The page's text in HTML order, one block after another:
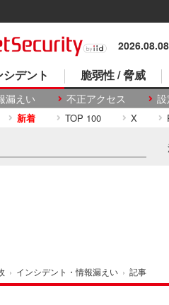
2026.08.08
シデント
漏えい 不正アクセス 設
脆弱性 / 脅威
新着 TOP 100 X
› インシデント・情報漏えい › 記事